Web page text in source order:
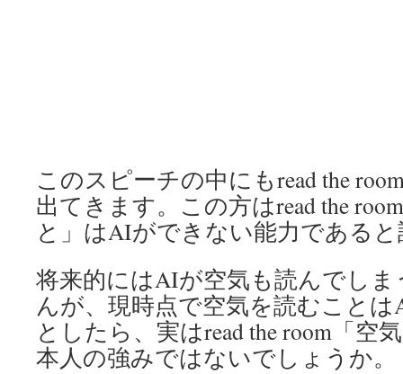
このスピーチの中にもread the
出てきます。この方はread the
と」はAIができない能力である
将来的にはAIが空気も読んでし
んが、現時点で空気を読むこと
としたら、実はread the room「空
本人の強みではないでしょうか。